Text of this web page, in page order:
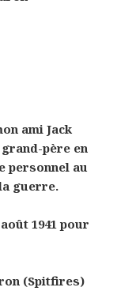
ami Jack
père en
personnel au
guerre.
1941 pour
(Spitfires)